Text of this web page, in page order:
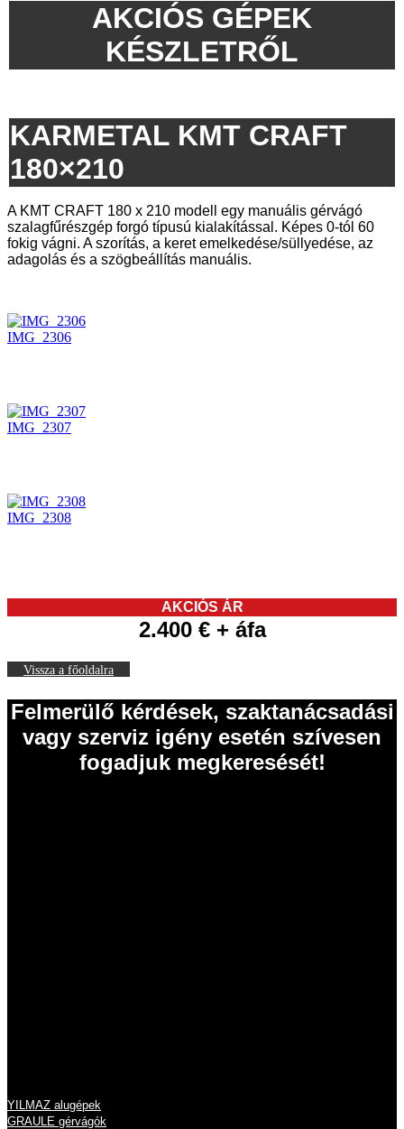
AKCIÓS GÉPEK
KÉSZLETRŐL
KARMETAL KMT CRAFT
180×210
A KMT CRAFT 180 x 210 modell egy manuális gérvágó
szalagfűrészgép forgó típusú kialakítással. Képes 0-tól 60
fokig vágni. A szorítás, a keret emelkedése/süllyedése, az
adagolás és a szögbeállítás manuális.
IMG_2306
IMG_2307
IMG_2308
AKCIÓS ÁR
2.400 € + áfa
Vissza a főoldalra
Felmerülő kérdések, szaktanácsadási
vagy szerviz igény esetén szívesen
fogadjuk megkeresését!
YILMAZ alugépek
GRAULE gérvágók